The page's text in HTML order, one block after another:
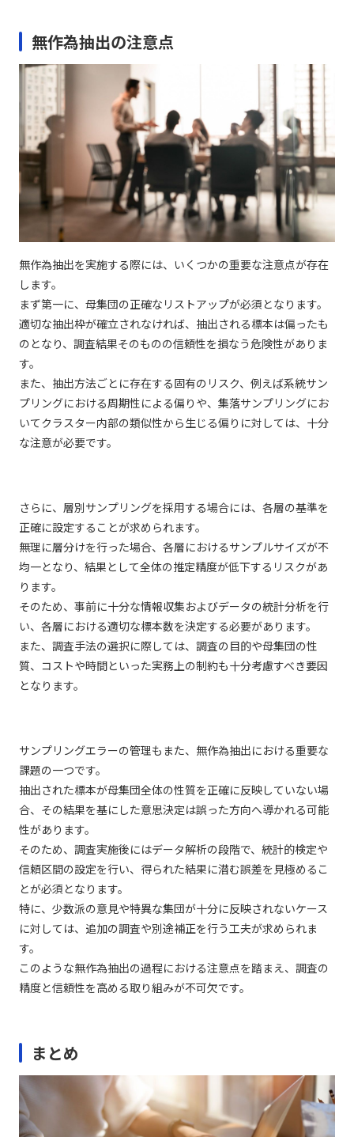
無作為抽出の注意点
無作為抽出を実施する際には、いくつかの重要な注意点が存在
します。
まず第一に、母集団の正確なリストアップが必須となります。
適切な抽出枠が確立されなければ、抽出される標本は偏ったも
のとなり、調査結果そのものの信頼性を損なう危険性がありま
す。
また、抽出方法ごとに存在する固有のリスク、例えば系統サン
プリングにおける周期性による偏りや、集落サンプリングにお
いてクラスター内部の類似性から生じる偏りに対しては、十分
な注意が必要です。
さらに、層別サンプリングを採用する場合には、各層の基準を
正確に設定することが求められます。
無理に層分けを行った場合、各層におけるサンプルサイズが不
均一となり、結果として全体の推定精度が低下するリスクがあ
ります。
そのため、事前に十分な情報収集およびデータの統計分析を行
い、各層における適切な標本数を決定する必要があります。
また、調査手法の選択に際しては、調査の目的や母集団の性
質、コストや時間といった実務上の制約も十分考慮すべき要因
となります。
サンプリングエラーの管理もまた、無作為抽出における重要な
課題の一つです。
抽出された標本が母集団全体の性質を正確に反映していない場
合、その結果を基にした意思決定は誤った方向へ導かれる可能
性があります。
そのため、調査実施後にはデータ解析の段階で、統計的検定や
信頼区間の設定を行い、得られた結果に潜む誤差を見極めるこ
とが必須となります。
特に、少数派の意見や特異な集団が十分に反映されないケース
に対しては、追加の調査や別途補正を行う工夫が求められま
す。
このような無作為抽出の過程における注意点を踏まえ、調査の
精度と信頼性を高める取り組みが不可欠です。
まとめ